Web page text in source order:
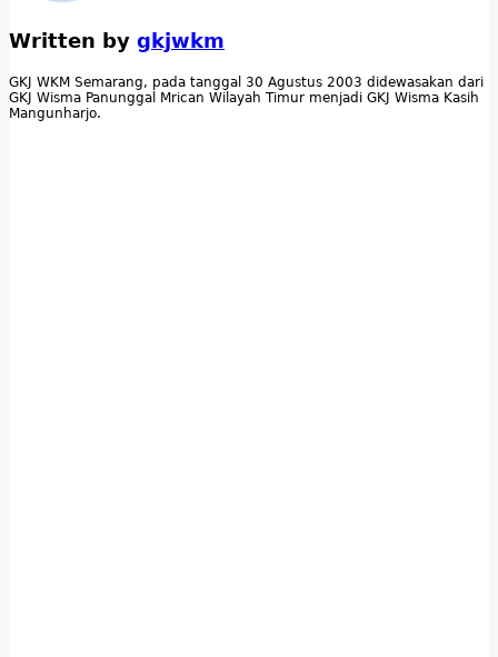
Written by gkjwkm
GKJ WKM Semarang, pada tanggal 30 Agustus 2003 didewasakan dari
GKJ Wisma Panunggal Mrican Wilayah Timur menjadi GKJ Wisma Kasih
Mangunharjo.